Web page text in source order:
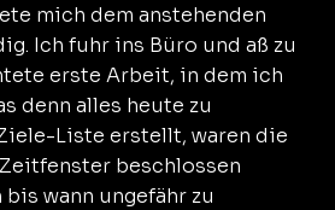
mich dem anstehenden
Ich fuhr ins Büro und aß zu
erste Arbeit, in dem ich
denn alles heute zu
Liste erstellt, waren die
beschlossen
wann ungefähr zu